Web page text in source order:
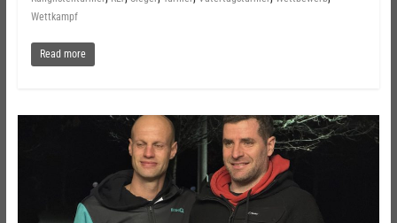
Wettkampf
Read more